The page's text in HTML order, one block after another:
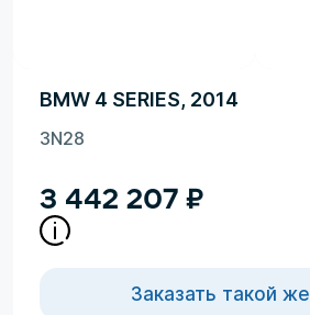
BMW 4 SERIES, 2014
3N28
3 442 207 ₽
Заказать такой же